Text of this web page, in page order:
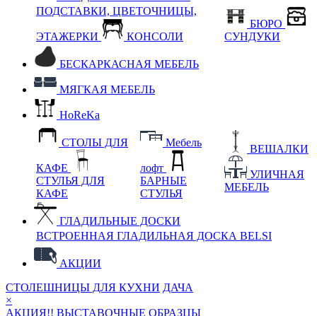
ПОДСТАВКИ, ЦВЕТОЧНИЦЫ,
ЭТАЖЕРКИ КОНСОЛИ
БЮРО
СУНДУКИ
БЕСКАРКАСНАЯ МЕБЕЛЬ
МЯГКАЯ МЕБЕЛЬ
HoReKa
СТОЛЫ ДЛЯ
КАФЕ
СТУЛЬЯ ДЛЯ
КАФЕ
Мебель
лофт
БАРНЫЕ
СТУЛЬЯ
ВЕШАЛКИ
УЛИЧНАЯ
МЕБЕЛЬ
ГЛАДИЛЬНЫЕ ДОСКИ
ВСТРОЕННАЯ ГЛАДИЛЬНАЯ ДОСКА BELSI
АКЦИИ
СТОЛЕШНИЦЫ ДЛЯ КУХНИ ДАЧА
×
АКЦИЯ!! ВЫСТАВОЧНЫЕ ОБРАЗЦЫ